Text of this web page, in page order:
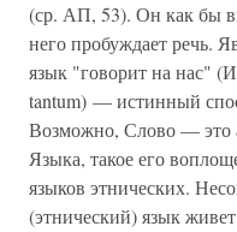
(ср. АП, 53). Он как бы
него пробуждает речь.
язык "говорит на нас"
tantum) — истинный
Возможно, Слово — это
Языка, такое его
языков этнических.
(этнический) язык